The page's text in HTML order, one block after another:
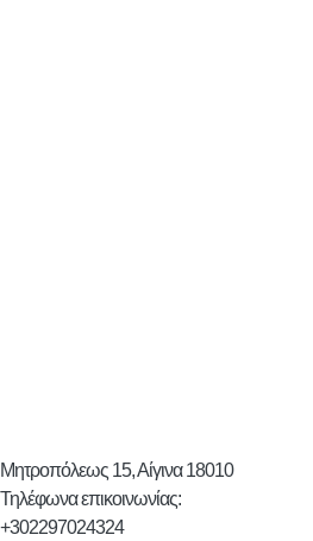
Μητροπόλεως 15, Αίγινα 18010
Τηλέφωνα επικοινωνίας:
+302297024324